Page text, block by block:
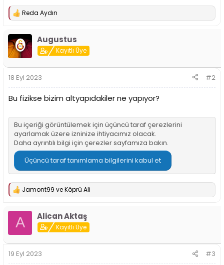
T
p
k
i
l
:
Reda Aydın
Augustus
Kayıtlı Üye
18 Eyl 2023 #2
Bu fizikse bizim altyapıdakiler ne yapıyor?
Bu içeriği görüntülemek için üçüncü taraf çerezlerini
ayarlamak üzere izninize ihtiyacımız olacak.
Daha ayrıntılı bilgi için çerezler sayfamıza bakın.
Üçüncü taraf tanımlama bilgilerini kabul et
T
:
Jamont99 veKöprü Ali
A Alican Aktaş
Kayıtlı Üye
19 Eyl 2023 #3